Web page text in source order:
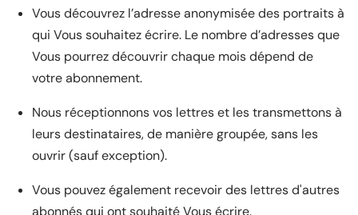
Vous découvrez l’adresse anonymisée des portraits à
qui Vous souhaitez écrire. Le nombre d’adresses que
Vous pourrez découvrir chaque mois dépend de
votre abonnement.
Nous réceptionnons vos lettres et les transmettons à
leurs destinataires, de manière groupée, sans les
ouvrir (sauf exception).
Vous pouvez également recevoir des lettres d'autres
abonnés qui ont souhaité Vous écrire.